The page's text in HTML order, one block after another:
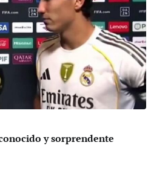
y sorprendente